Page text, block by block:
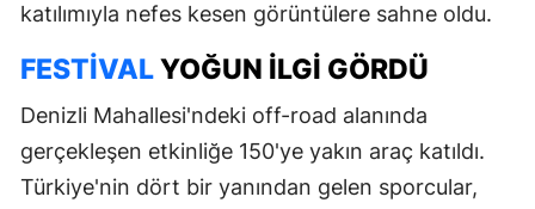
katılımıyla nefes kesen görüntülere sahne oldu.
FESTIVALYOĞUN ILGI GÖRDÜ
Denizli Mahallesi'ndeki off-road alanında
gerçekleşen etkinliğe 150'ye yakın araç katıldı.
Türkiye'nin dört bir yanından gelen sporcular,